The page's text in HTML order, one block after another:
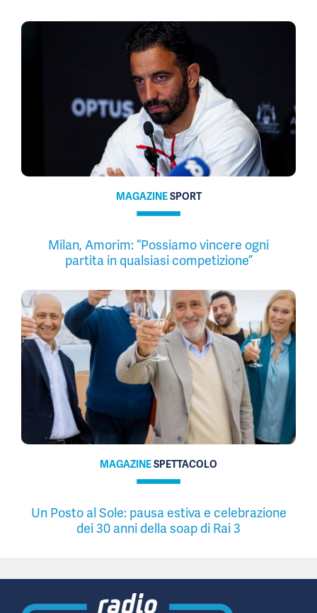
MAGAZINESPORT
Milan, Amorim: “Possiamo vincere ogni
partita in qualsiasi competizione”
MAGAZINESPETTACOLO
Un Posto al Sole: pausa estiva e celebrazione
dei 30 anni della soap di Rai 3